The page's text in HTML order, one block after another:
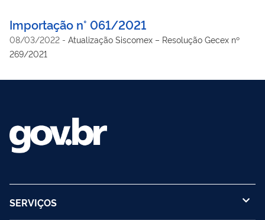
Importação n° 061/2021
08/03/2022 - Atualização Siscomex – Resolução Gecex nº
269/2021
SERVIÇOS